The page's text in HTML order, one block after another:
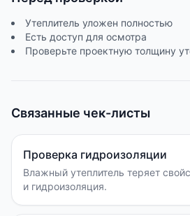
Утеплитель уложен полностью
Есть доступ для осмотра
Проверьте проектную толщину
Связанные чек-листы
Проверка гидроизоляции
Влажный утеплитель теряет
и гидроизоляция.